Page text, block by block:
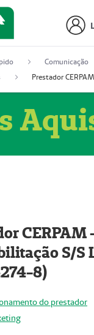
Comunicação
CERPAM
S/S
8)
do prestador